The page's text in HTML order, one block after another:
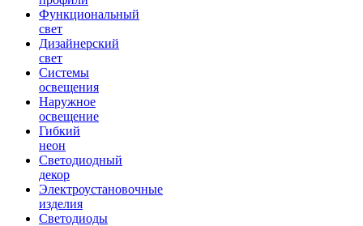
Функциональный
свет
Дизайнерский
свет
Системы
освещения
Наружное
освещение
Гибкий
неон
Светодиодный
декор
Электроустановочные
изделия
Светодиоды